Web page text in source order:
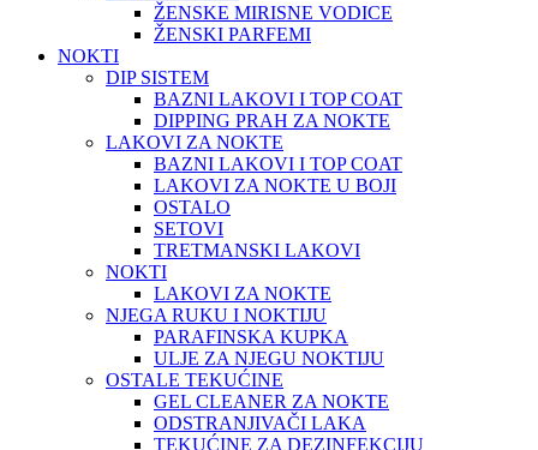
ŽENSKE MIRISNE VODICE
ŽENSKI PARFEMI
NOKTI
DIP SISTEM
BAZNI LAKOVI I TOP COAT
DIPPING PRAH ZA NOKTE
LAKOVI ZA NOKTE
BAZNI LAKOVI I TOP COAT
LAKOVI ZA NOKTE U BOJI
OSTALO
SETOVI
TRETMANSKI LAKOVI
NOKTI
LAKOVI ZA NOKTE
NJEGA RUKU I NOKTIJU
PARAFINSKA KUPKA
ULJE ZA NJEGU NOKTIJU
OSTALE TEKUĆINE
GEL CLEANER ZA NOKTE
ODSTRANJIVAČI LAKA
TEKUĆINE ZA DEZINFEKCIJU